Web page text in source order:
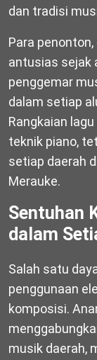
dan tradisi
Para
antusias sejak
penggemar
dalam setiap
Rangkaian
teknik piano,
setiap daerah
Merauke.
Sentuhan
dalam
Salah satu
penggunaan
komposisi.
musik daerah,